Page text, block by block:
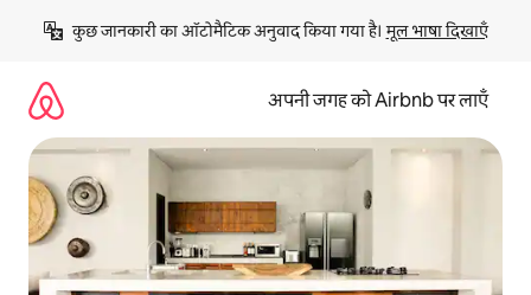
छोड़कर
कॉन्टेंट
कुछ जानकारी का ऑटोमैटिक अनुवाद किया गया है। मूल भाषा दिखाएँ
अपनी जगह को Airbnb पर लाएँ